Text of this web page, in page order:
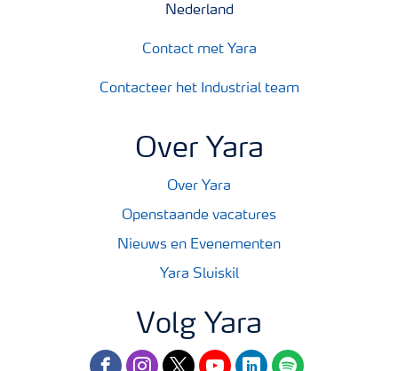
Nederland
Contact met Yara
Contacteer het Industrial team
Over Yara
Over Yara
Openstaande vacatures
Nieuws en Evenementen
Yara Sluiskil
Volg Yara
facebookinstagram
twitteryoutubelinkedinspotify